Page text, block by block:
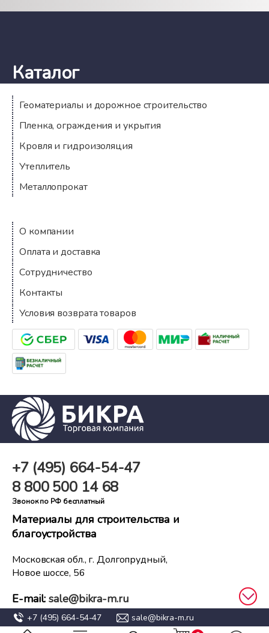
+7 (495) 664-54-47
sale@bikra-m.ru
Каталог
Геоматериалы и дорожное строительство
Пленка, ограждения и укрытия
Кровля и гидроизоляция
Утеплитель
Металлопрокат
Компания
О компании
Оплата и доставка
Сотрудничество
Контакты
Условия возврата товаров
+7 (495) 664-54-47
8 800500 14 68
Звонок по РФ бесплатный
Материалы для строительства и
благоустройства
Московская обл., г. Долгопрудный,
Новое шоссе, 56
E-mail:sale@bikra-m.ru